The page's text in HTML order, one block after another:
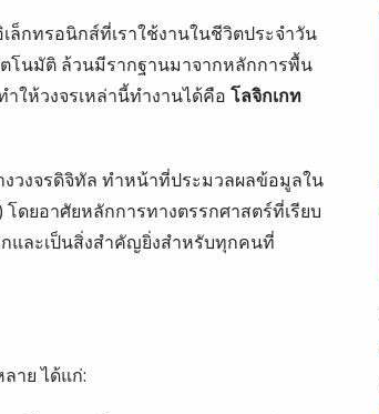
กทรอนิกส์ที่เราใช้งานในชีวิตประจำวัน
โนมัติ ล้วนมีรากฐานมาจากหลักการพื้น
ให้วงจรเหล่านี้ทำงานได้คือ โลจิกเกท
งวงจรดิจิทัล ทำหน้าที่ประมวลผลข้อมูลใน
ดยอาศัยหลักการทางตรรกศาสตร์ที่เรียบ
กและเป็นสิ่งสำคัญยิ่งสำหรับทุกคนที่
าย ได้แก่: